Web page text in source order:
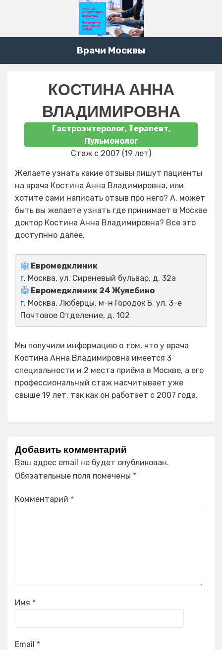
Врачи Москвы
КОСТИНА АННА
ВЛАДИМИРОВНА
Гастроэнтеролог, Терапевт,
Пульмонолог
Стаж с 2007 (19 лет)
Желаете узнать какие отзывы пишут пациенты
на врача Костина Анна Владимировна, или
хотите сами написать отзыв про него? А, может
быть вы желаете узнать где принимает в Москве
доктор Костина Анна Владимировна? Все это
доступнно далее.
Евромедклиник
г. Москва, ул. Сиреневый бульвар, д. 32а
Евромедклиник 24 Жулебино
г. Москва, Люберцы, м-н Городок Б, ул. 3-е
Почтовое Отделение, д. 102
Мы получили информацию о том, что у врача
Костина Анна Владимировна имеется 3
специальности и 2 места приёма в Москве, а его
профессиональный стаж насчитывает уже
свыше 19 лет, так как он работает с 2007 года.
Добавить комментарий
Ваш адрес email не будет опубликован.
Обязательные поля помечены *
Комментарий *
Имя *
Email *